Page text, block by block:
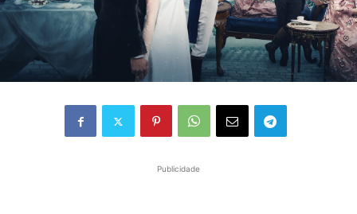
Publicidade